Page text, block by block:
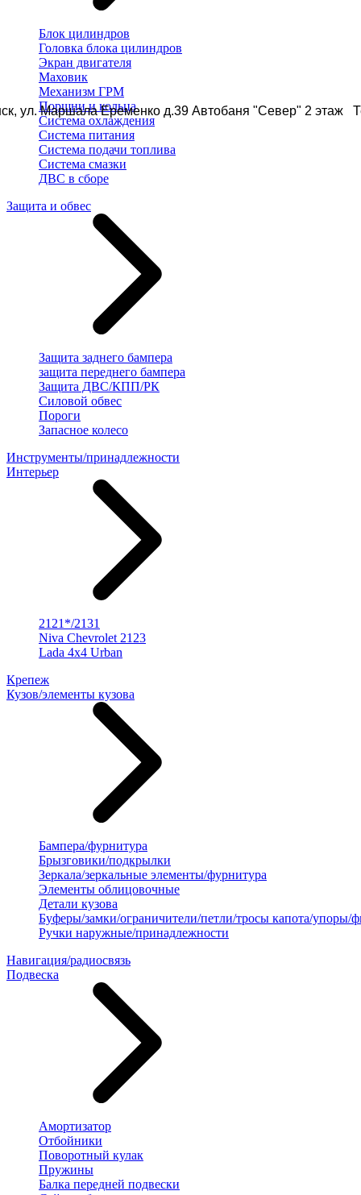
ул. Маршала Еременко д.39 Автобаня "Север" 2 этаж
Блок цилиндров
Головка блока цилиндров
Экран двигателя
Маховик
Механизм ГРМ
Поршни и кольца
Система охлаждения
Система питания
Система подачи топлива
Система смазки
ДВС в сборе
Защита и обвес
Защита заднего бампера
защита переднего бампера
Защита ДВС/КПП/РК
Силовой обвес
Пороги
Запасное колесо
Инструменты/принадлежности
Интерьер
2121*/2131
Niva Chevrolet 2123
Lada 4x4 Urban
Крепеж
Кузов/элементы кузова
Бампера/фурнитура
Брызговики/подкрылки
Зеркала/зеркальные элементы/фурнитура
Элементы облицовочные
Детали кузова
Буферы/замки/ограничители/петли/тросы капота/упоры/
Ручки наружные/принадлежности
Навигация/радиосвязь
Подвеска
Амортизатор
Отбойники
Поворотный кулак
Пружины
Балка передней подвески